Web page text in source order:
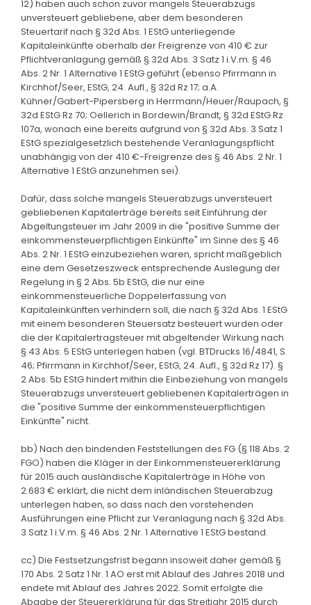
12) haben auch schon zuvor mangels Steuerabzugs
unversteuert gebliebene, aber dem besonderen
Steuertarif nach § 32d Abs. 1 EStG unterliegende
Kapitaleinkünfte oberhalb der Freigrenze von 410 € zur
Pflichtveranlagung gemäß § 32d Abs. 3 Satz 1 i.V.m. § 46
Abs. 2 Nr. 1 Alternative 1 EStG geführt (ebenso Pfirrmann in
Kirchhof/Seer, EStG, 24. Aufl., § 32d Rz 17; a.A.
Kühner/Gabert-Pipersberg in Herrmann/Heuer/Raupach, §
32d EStG Rz 70; Oellerich in Bordewin/Brandt, § 32d EStG Rz
107a, wonach eine bereits aufgrund von § 32d Abs. 3 Satz 1
EStG spezialgesetzlich bestehende Veranlagungspflicht
unabhängig von der 410 €-Freigrenze des § 46 Abs. 2 Nr. 1
Alternative 1 EStG anzunehmen sei).
Dafür, dass solche mangels Steuerabzugs unversteuert
gebliebenen Kapitalerträge bereits seit Einführung der
Abgeltungsteuer im Jahr 2009 in die "positive Summe der
einkommensteuerpflichtigen Einkünfte" im Sinne des § 46
Abs. 2 Nr. 1 EStG einzubeziehen waren, spricht maßgeblich
eine dem Gesetzeszweck entsprechende Auslegung der
Regelung in § 2 Abs. 5b EStG, die nur eine
einkommensteuerliche Doppelerfassung von
Kapitaleinkünften verhindern soll, die nach § 32d Abs. 1 EStG
mit einem besonderen Steuersatz besteuert wurden oder
die der Kapitalertragsteuer mit abgeltender Wirkung nach
§ 43 Abs. 5 EStG unterlegen haben (vgl. BTDrucks 16/4841, S.
46; Pfirrmann in Kirchhof/Seer, EStG, 24. Aufl., § 32d Rz 17). §
2 Abs. 5b EStG hindert mithin die Einbeziehung von mangels
Steuerabzugs unversteuert gebliebenen Kapitalerträgen in
die "positive Summe der einkommensteuerpflichtigen
Einkünfte" nicht.
bb) Nach den bindenden Feststellungen des FG (§ 118 Abs. 2
FGO) haben die Kläger in der Einkommensteuererklärung
für 2015 auch ausländische Kapitalerträge in Höhe von
2.683 € erklärt, die nicht dem inländischen Steuerabzug
unterlegen haben, so dass nach den vorstehenden
Ausführungen eine Pflicht zur Veranlagung nach § 32d Abs.
3 Satz 1 i.V.m. § 46 Abs. 2 Nr. 1 Alternative 1 EStG bestand.
cc) Die Festsetzungsfrist begann insoweit daher gemäß §
170 Abs. 2 Satz 1 Nr. 1 AO erst mit Ablauf des Jahres 2018 und
endete mit Ablauf des Jahres 2022. Somit erfolgte die
Abgabe der Steuererklärung für das Streitjahr 2015 durch